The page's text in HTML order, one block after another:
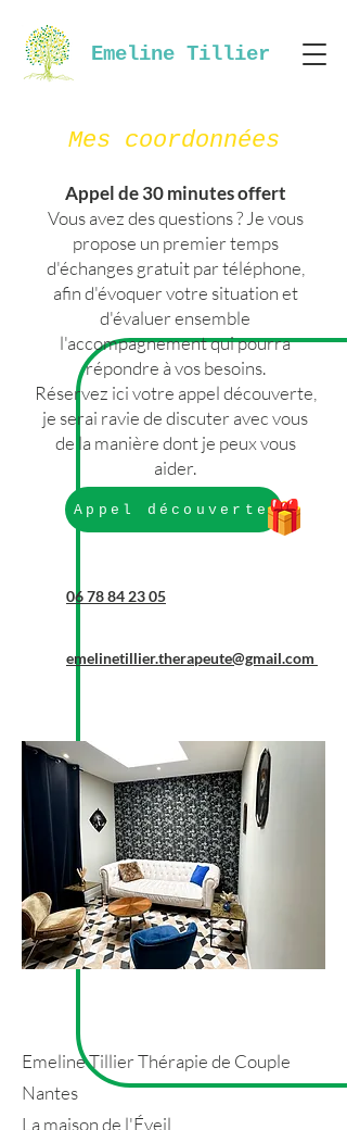
Emeline Tillier
Mes coordonnées
Appel de 30 minutes offert
Vous avez des questions ? Je vous
propose un premier temps
d'échanges gratuit par téléphone,
afin d'évoquer votre situation et
d'évaluer ensemble
l'accompagnement qui pourra
répondre à vos besoins.
Réservez ici votre appel découverte,
je serai ravie de discuter avec vous
de la manière dont je peux vous
aider.
Appel découverte
06 78 84 23 05
emelinetillier.therapeute@gmail.com
Emeline Tillier Thérapie de Couple
Nantes
La maison de l'Éveil